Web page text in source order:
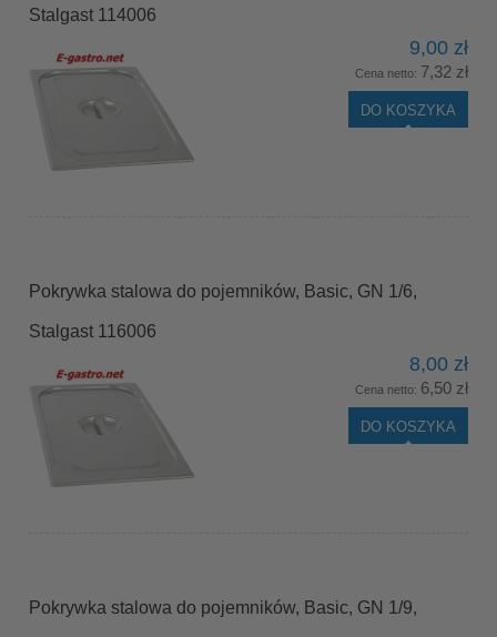
Stalgast 114006
9,00 zł
Cena netto: 7,32 zł
DO KOSZYKA
Pokrywka stalowa do pojemników, Basic, GN 1/6,
Stalgast 116006
8,00 zł
Cena netto: 6,50 zł
DO KOSZYKA
Pokrywka stalowa do pojemników, Basic, GN 1/9,